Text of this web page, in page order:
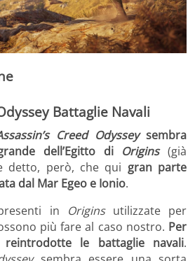
Battaglie Navali
Creed Odysseysembra
dell’Egitto di Origins (già
detto, però, che qui gran parte
dal Mar Egeo e Ionio.
in
Originsutilizzate per
più fare al caso nostro. Per
le battaglie navali.